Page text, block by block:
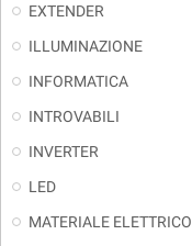
EXTENDER
ILLUMINAZIONE
INFORMATICA
INTROVABILI
INVERTER
LED
MATERIALE ELETTRICO